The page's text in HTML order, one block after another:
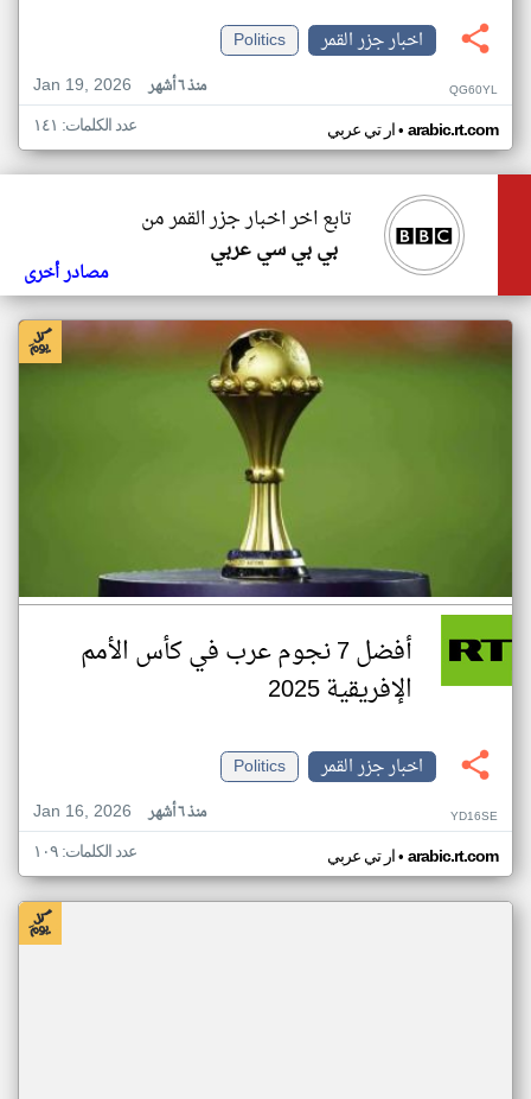
اخبار جزر القمر
Politics
Jan 19, 2026
منذ ٦ أشهر QG60YL
ار تي عربي• arabic.rt.com عدد الكلمات: ١٤١
تابع اخر اخبار جزر القمر من
بي بي سي عربي
مصادر أخرى
أفضل 7 نجوم عرب في كأس الأمم
الإفريقية 2025
اخبار جزر القمر
Politics
Jan 16, 2026
منذ ٦ أشهر YD16SE
ار تي عربي• arabic.rt.com عدد الكلمات: ١٠٩